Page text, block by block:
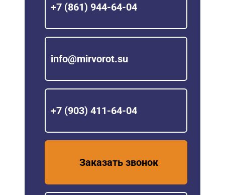
+7 (861) 944-64-04
info@mirvorot.su
+7 (903) 411-64-04
Заказать звонок